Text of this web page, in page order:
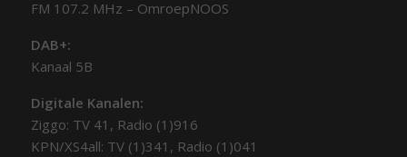
FM 107.2 MHz – OmroepNOOS
DAB+:
Kanaal 5B
Digitale Kanalen:
Ziggo: TV 41, Radio (1)916
KPN/XS4all: TV (1)341, Radio (1)041